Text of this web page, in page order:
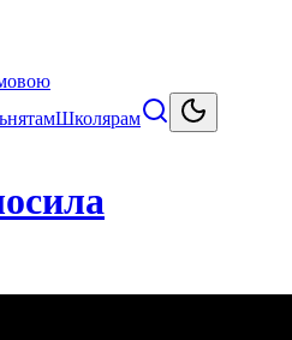
Школярам